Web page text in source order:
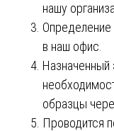
нашу
Определение
в наш офис.
Назначенный
образцы
Проводится